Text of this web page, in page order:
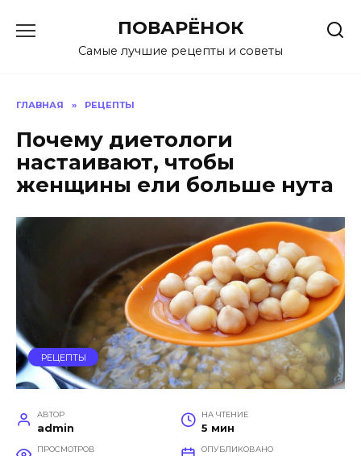
содержанию
ПОВАРЁНОК
Самые лучшие рецепты и советы
ГЛАВНАЯ » РЕЦЕПТЫ
Почему диетологи
настаивают, чтобы
женщины ели больше нута
РЕЦЕПТЫ
АВТОР
admin
НА ЧТЕНИЕ
5 мин
ПРОСМОТРОВ ОПУБЛИКОВАНО